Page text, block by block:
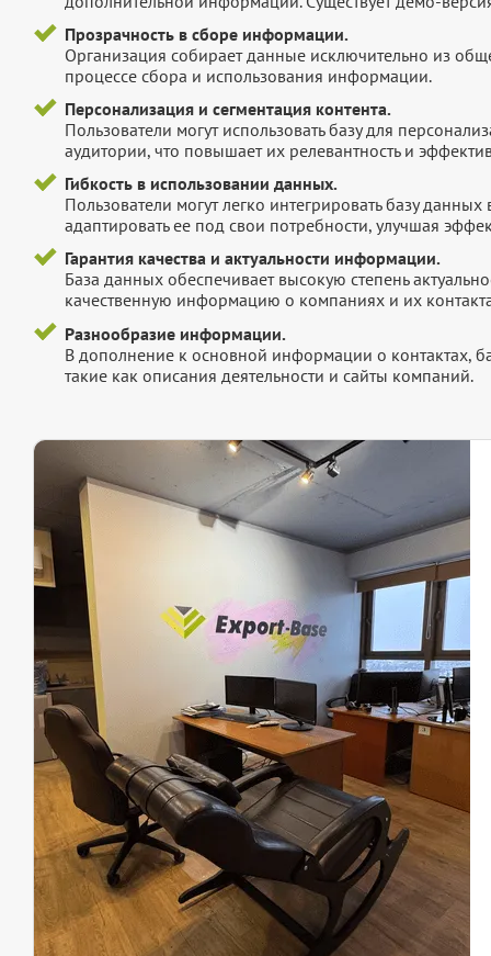
Прозрачность в сборе информации.
Организация собирает данные исключительно из
процессе сбора и использования информации.
Персонализация и сегментация контента.
Пользователи могут использовать базу для
аудитории, что повышает их релевантность и
Гибкость в использовании данных.
Пользователи могут легко интегрировать базу
адаптировать ее под свои потребности, улучшая
Гарантия качества и актуальности информации.
База данных обеспечивает высокую степень
качественную информацию о компаниях и их
Разнообразие информации.
В дополнение к основной информации о контактах,
такие как описания деятельности и сайты компаний.